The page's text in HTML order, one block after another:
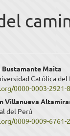
Bustamante Maita
Católica del
0000-0003-2921-
Villanueva
del Perú
0009-0009-6761-